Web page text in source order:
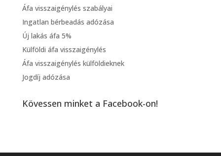
Áfa visszaigénylés szabályai
Ingatlan bérbeadás adózása
Új lakás áfa 5%
Külföldi áfa visszaigénylés
Áfa visszaigénylés külföldieknek
Jogdíj adózása
Kövessen minket a Facebook-on!